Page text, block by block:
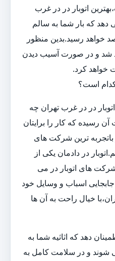
اتوبار در در غرب
دهد که بار شما به سالم
خواهد رسید.بدین منظور
شد و در صورت آسیب دیدن
خواهد کرد.
کدام است؟
در در غرب تهران چه
رسیده که کار را برایتان
باتجربه ترین شرکت های
در دادمان یکی از
های اتوبار در می
اسباب و وسایل خود
خیال راحت به آن ها
دهد که اثاثیه شما به
شوند و در سلامت کامل به